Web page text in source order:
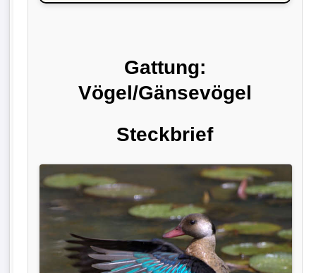
Gattung:
Vögel/Gänsevögel
Steckbrief